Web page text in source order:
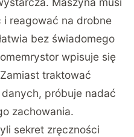
reagować na drobne
bez świadomego
wpisuje się
traktować
próbuje nadać
zachowania.
sekret zręczności